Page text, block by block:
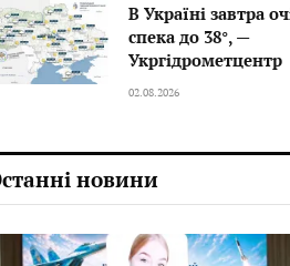
В Україні завтра
спека до 38°, —
Укргідрометцентр
02.08.2026
новини